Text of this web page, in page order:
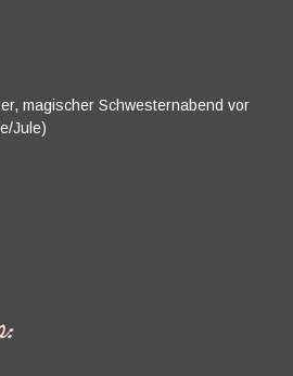
magischer Schwesternabend vor
Jule)